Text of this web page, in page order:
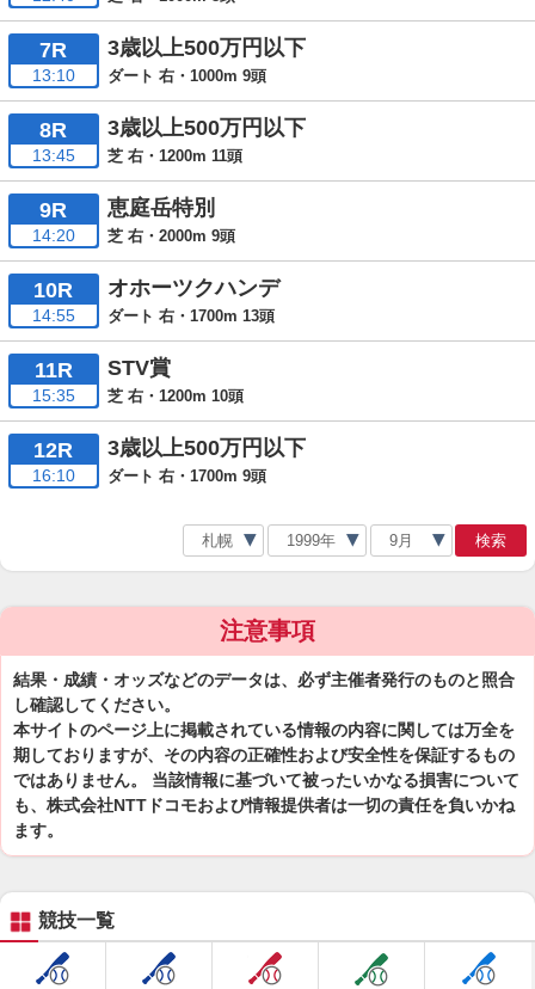
7R
13:10
3歳以上500万円以下
ダート 右・1000m 9頭
8R
13:45
3歳以上500万円以下
芝 右・1200m 11頭
9R
14:20
恵庭岳特別
芝 右・2000m 9頭
10R
14:55
オホーツクハンデ
ダート 右・1700m 13頭
11R
15:35
STV賞
芝 右・1200m 10頭
12R
16:10
3歳以上500万円以下
ダート 右・1700m 9頭
検索
注意事項
結果・成績・オッズなどのデータは、必ず主催者発行のものと照合
し確認してください。
本サイトのページ上に掲載されている情報の内容に関しては万全を
期しておりますが、その内容の正確性および安全性を保証するもの
ではありません。 当該情報に基づいて被ったいかなる損害について
も、株式会社NTTドコモおよび情報提供者は一切の責任を負いかね
ます。
競技一覧